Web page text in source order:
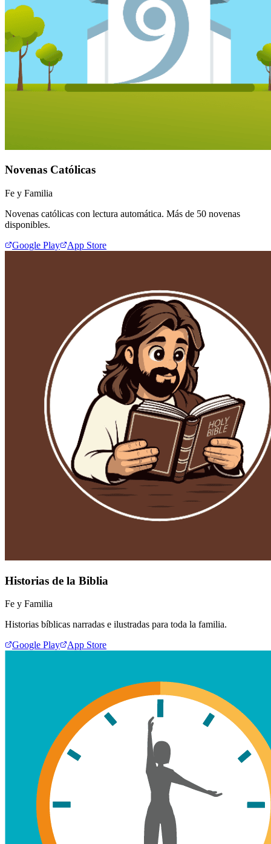
Novenas Católicas
Fe y Familia
Novenas católicas con lectura automática. Más de 50 novenas
disponibles.
Google Play
App Store
Historias de la Biblia
Fe y Familia
Historias bíblicas narradas e ilustradas para toda la familia.
Google Play
App Store